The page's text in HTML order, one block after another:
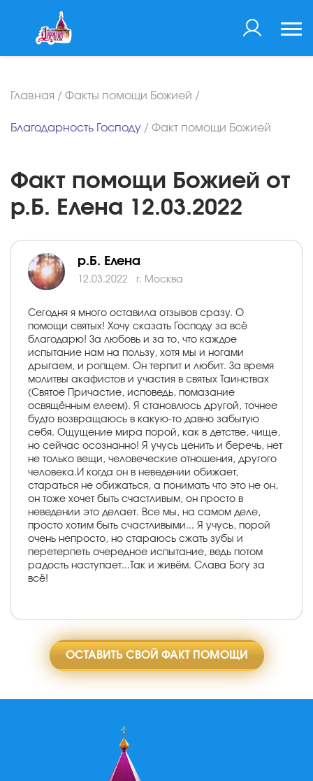
Главная / Факты помощи Божией /
Благодарность Господу / Факт помощи Божией
Факт помощи Божией от
р.Б. Елена 12.03.2022
р.Б. Елена
12.03.2022 г. Москва
Сегодня я много оставила отзывов сразу. О
помощи святых! Хочу сказать Господу за всё
благодарю! За любовь и за то, что каждое
испытание нам на пользу, хотя мы и ногами
дрыгаем, и ропщем. Он терпит и любит. За время
молитвы акафистов и участия в святых Таинствах
(Святое Причастие, исповедь, помазание
освящённым елеем). Я становлюсь другой, точнее
будто возвращаюсь в какую-то давно забытую
себя. Ощущение мира порой, как в детстве, чище,
но сейчас осознанно! Я учусь ценить и беречь, нет
не только вещи, человеческие отношения, другого
человека.И когда он в неведении обижает,
стараться не обижаться, а понимать что это не он,
он тоже хочет быть счастливым, он просто в
неведении это делает. Все мы, на самом деле,
просто хотим быть счастливыми... Я учусь, порой
очень непросто, но стараюсь сжать зубы и
перетерпеть очередное испытание, ведь потом
радость наступает...Так и живём. Слава Богу за
всё!
ОСТАВИТЬ СВОЙ ФАКТ ПОМОЩИ